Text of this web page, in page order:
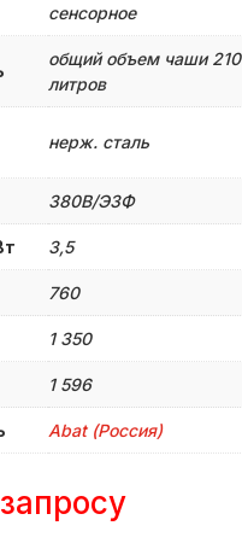
сенсорное
общий объем чаши 210
литров
нерж. сталь
380B/Э3Ф
3,5
760
1 350
1 596
Abat (Россия)